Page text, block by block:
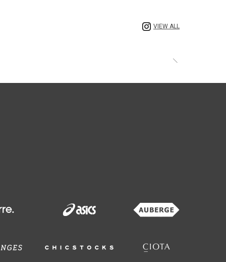
VIEW ALL